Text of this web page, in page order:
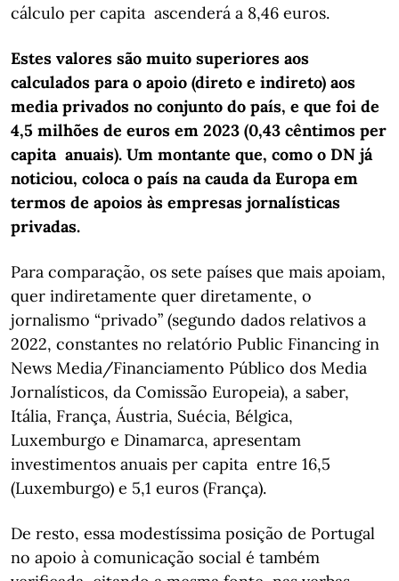
cálculo per capita ascenderá a 8,46 euros.
Estes valores são muito superiores aos
calculados para o apoio (direto e indireto) aos
media privados no conjunto do país, e que foi de
4,5 milhões de euros em 2023 (0,43 cêntimos per
capita anuais). Um montante que, como o DN já
noticiou, coloca o país na cauda da Europa em
termos de apoios às empresas jornalísticas
privadas.
Para comparação, os sete países que mais apoiam,
quer indiretamente quer diretamente, o
jornalismo “privado” (segundo dados relativos a
2022, constantes no relatório Public Financing in
News Media/Financiamento Público dos Media
Jornalísticos, da Comissão Europeia), a saber,
Itália, França, Áustria, Suécia, Bélgica,
Luxemburgo e Dinamarca, apresentam
investimentos anuais per capita entre 16,5
(Luxemburgo) e 5,1 euros (França).
De resto, essa modestíssima posição de Portugal
no apoio à comunicação social é também